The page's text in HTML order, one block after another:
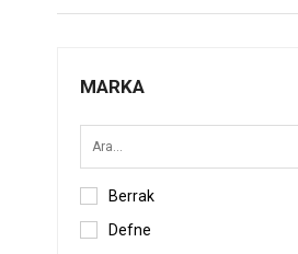
MARKA
Berrak
Defne